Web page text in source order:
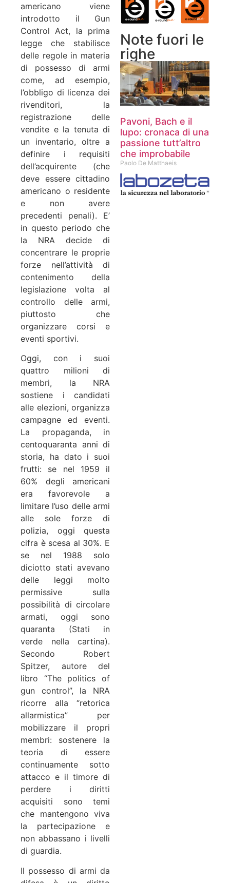
americano viene
introdotto il Gun
Control Act, la prima
legge che stabilisce
delle regole in materia
di possesso di armi
come, ad esempio,
l’obbligo di licenza dei
rivenditori, la
registrazione delle
vendite e la tenuta di
un inventario, oltre a
definire i requisiti
dell’acquirente (che
deve essere cittadino
americano o residente
e non avere
precedenti penali). E’
in questo periodo che
la NRA decide di
concentrare le proprie
forze nell’attività di
contenimento della
legislazione volta al
controllo delle armi,
piuttosto che
organizzare corsi e
eventi sportivi.
Oggi, con i suoi
quattro milioni di
membri, la NRA
sostiene i candidati
alle elezioni, organizza
campagne ed eventi.
La propaganda, in
centoquaranta anni di
storia, ha dato i suoi
frutti: se nel 1959 il
60% degli americani
era favorevole a
limitare l’uso delle armi
alle sole forze di
polizia, oggi questa
cifra è scesa al 30%. E
se nel 1988 solo
diciotto stati avevano
delle leggi molto
permissive sulla
possibilità di circolare
armati, oggi sono
quaranta (Stati in
verde nella cartina).
Secondo Robert
Spitzer, autore del
libro “The politics of
gun control”, la NRA
ricorre alla “retorica
allarmistica” per
mobilizzare il propri
membri: sostenere la
teoria di essere
continuamente sotto
attacco e il timore di
perdere i diritti
acquisiti sono temi
che mantengono viva
la partecipazione e
non abbassano i livelli
di guardia.
Il possesso di armi da
Note fuori le
righe
Pavoni, Bach e il
lupo: cronaca di una
passione tutt’altro
che improbabile
Paolo De Matthaeis